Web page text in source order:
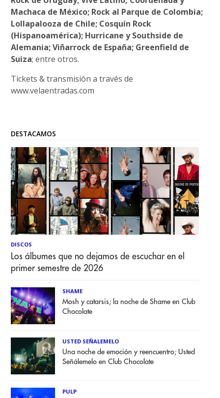
Machaca de México; Rock al Parque de Colombia;
Lollapalooza de Chile; Cosquín Rock
(Hispanoamérica); Hurricane y Southside de
Alemania; Viñarrock de España; Greenfield de
Suiza; entre otros.
Tickets & transmisión a través de
www.velaentradas.com
DESTACAMOS
DISCOS
Los álbumes que no dejamos de escuchar en el
primer semestre de 2026
SHAME
Mosh y catarsis; la noche de Shame en Club
Chocolate
USTED SEÑALEMELO
Una noche de emoción y reencuentro; Usted
Señálemelo en Club Chocolate
PULP